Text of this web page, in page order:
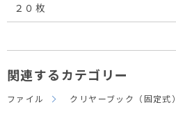
２０枚
関連するカテゴリー
ファイル クリヤーブック（固定式）